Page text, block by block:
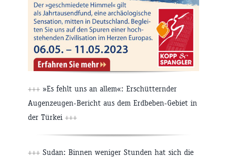
+++ »Es fehlt uns an allem«: Erschütternder
Augenzeugen-Bericht aus dem Erdbeben-Gebiet in
der Türkei +++
+++ Sudan: Binnen weniger Stunden hat sich die